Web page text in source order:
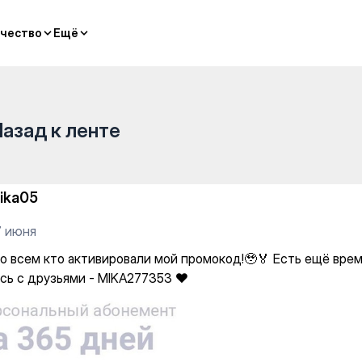
Ещё
Ещё
мой промокод!🥹🏅
к ленте
июня
всем кто активировали мой промокод!🥹🏅 Есть ещё
с друзьями - MIKA277353 ❤️